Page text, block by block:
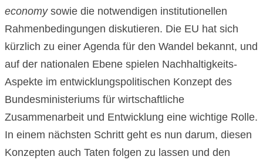
economy sowie die notwendigen institutionellen
Rahmenbedingungen diskutieren. Die EU hat sich
kürzlich zu einer Agenda für den Wandel bekannt, und
auf der nationalen Ebene spielen Nachhaltigkeits-
Aspekte im entwicklungspolitischen Konzept des
Bundesministeriums für wirtschaftliche
Zusammenarbeit und Entwicklung eine wichtige Rolle.
In einem nächsten Schritt geht es nun darum, diesen
Konzepten auch Taten folgen zu lassen und den